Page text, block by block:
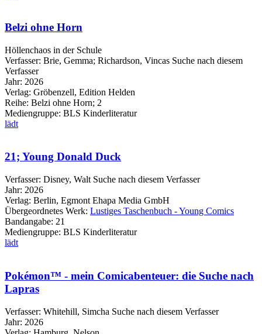
Belzi ohne Horn
Höllenchaos in der Schule
Verfasser: Brie, Gemma; Richardson, Vincas Suche nach diesem
Verfasser
Jahr: 2026
Verlag: Gröbenzell, Edition Helden
Reihe: Belzi ohne Horn; 2
Mediengruppe: BLS Kinderliteratur
lädt
21; Young Donald Duck
Verfasser: Disney, Walt Suche nach diesem Verfasser
Jahr: 2026
Verlag: Berlin, Egmont Ehapa Media GmbH
Übergeordnetes Werk: Lustiges Taschenbuch - Young Comics
Bandangabe: 21
Mediengruppe: BLS Kinderliteratur
lädt
Pokémon™ - mein Comicabenteuer: die Suche nach
Lapras
Verfasser: Whitehill, Simcha Suche nach diesem Verfasser
Jahr: 2026